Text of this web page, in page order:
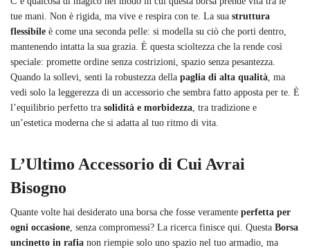
tue mani. Non è rigida, ma vive e respira con te. La sua struttura
flessibile è come una seconda pelle: si modella su ciò che porti dentro,
mantenendo intatta la sua grazia. È questa scioltezza che la rende così
speciale: promette ordine senza costrizioni, spazio senza pesantezza.
Quando la sollevi, senti la robustezza della paglia di alta qualità, ma
vedi solo la leggerezza di un accessorio che sembra fatto apposta per te. È
l’equilibrio perfetto tra solidità e morbidezza, tra tradizione e
un’estetica moderna che si adatta al tuo ritmo di vita.
L’Ultimo Accessorio di Cui Avrai
Bisogno
Quante volte hai desiderato una borsa che fosse veramente perfetta per
ogni occasione, senza compromessi? La ricerca finisce qui. Questa Borsa
uncinetto in rafia non riempie solo uno spazio nel tuo armadio, ma